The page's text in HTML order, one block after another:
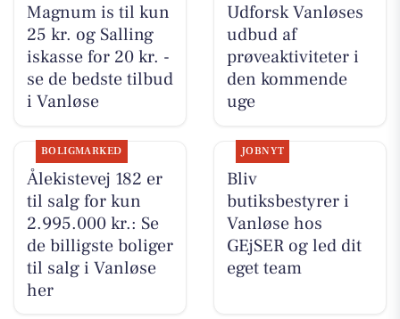
Magnum is til kun
25 kr. og Salling
iskasse for 20 kr. -
se de bedste tilbud
i Vanløse
Udforsk Vanløses
udbud af
prøveaktiviteter i
den kommende
uge
BOLIGMARKED
Ålekistevej 182 er
til salg for kun
2.995.000 kr.: Se
de billigste boliger
til salg i Vanløse
her
JOBNYT
Bliv
butiksbestyrer i
Vanløse hos
GEjSER og led dit
eget team